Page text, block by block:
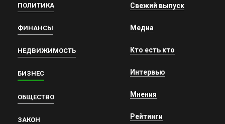
ПОЛИТИКА
ФИНАНСЫ
НЕДВИЖИМОСТЬ
БИЗНЕС
ОБЩЕСТВО
ЗАКОН
Свежий выпуск
Медиа
Кто есть кто
Интервью
Мнения
Рейтинги